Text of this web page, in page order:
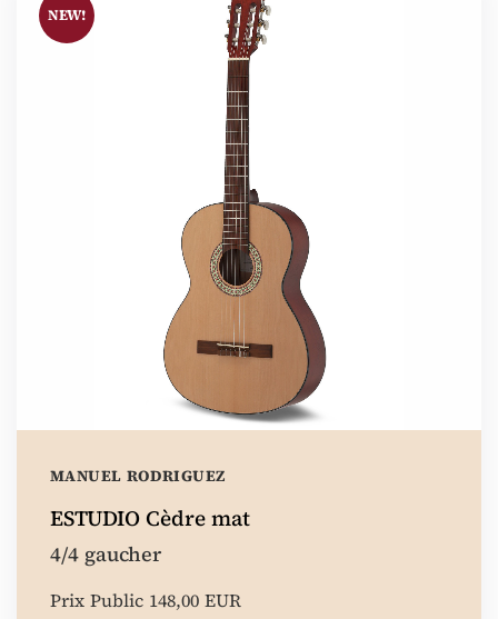
MANUEL RODRIGUEZ
ESTUDIO Cèdre mat
4/4 gaucher
Prix Public 148,00 EUR
NEW!